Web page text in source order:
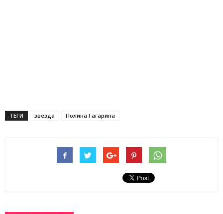
ТЕГИ звезда Полина Гагарина